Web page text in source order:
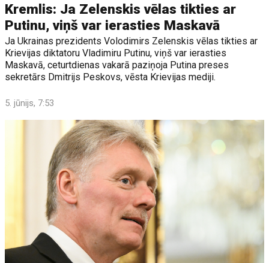
Kremlis: Ja Zelenskis vēlas tikties ar
Putinu, viņš var ierasties Maskavā
Ja Ukrainas prezidents Volodimirs Zelenskis vēlas tikties ar
Krievijas diktatoru Vladimiru Putinu, viņš var ierasties
Maskavā, ceturtdienas vakarā paziņoja Putina preses
sekretārs Dmitrijs Peskovs, vēsta Krievijas mediji.
5. jūnijs, 7:53